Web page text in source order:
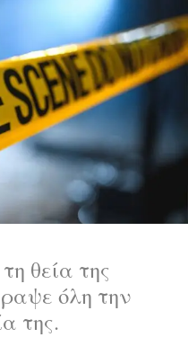
θεία της
όλη την
της.